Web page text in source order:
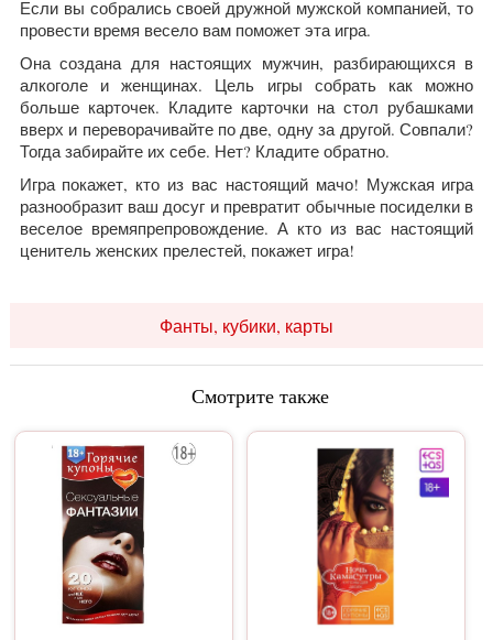
Если вы собрались своей дружной мужской компанией, то
провести время весело вам поможет эта игра.
Она создана для настоящих мужчин, разбирающихся в
алкоголе и женщинах. Цель игры собрать как можно
больше карточек. Кладите карточки на стол рубашками
вверх и переворачивайте по две, одну за другой. Совпали?
Тогда забирайте их себе. Нет? Кладите обратно.
Игра покажет, кто из вас настоящий мачо! Мужская игра
разнообразит ваш досуг и превратит обычные посиделки в
веселое времяпрепровождение. А кто из вас настоящий
ценитель женских прелестей, покажет игра!
Фанты, кубики, карты
Смотрите также